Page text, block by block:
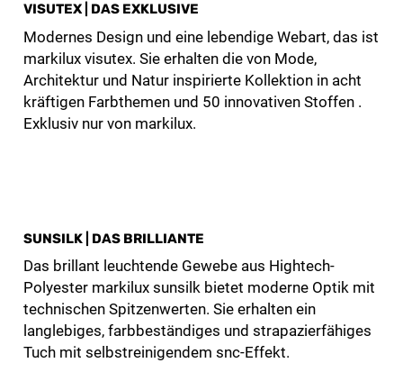
VISUTEX | DAS EXKLUSIVE
Modernes Design und eine lebendige Webart, das ist
markilux visutex. Sie erhalten die von Mode,
Architektur und Natur inspirierte Kollektion in acht
kräftigen Farbthemen und 50 innovativen Stoffen .
Exklusiv nur von markilux.
SUNSILK | DAS BRILLIANTE
Das brillant leuchtende Gewebe aus Hightech-
Polyester markilux sunsilk bietet moderne Optik mit
technischen Spitzenwerten. Sie erhalten ein
langlebiges, farbbeständiges und strapazierfähiges
Tuch mit selbstreinigendem snc-Effekt.